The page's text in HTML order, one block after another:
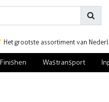
Het grootste assortiment van
Finishen Wastransport